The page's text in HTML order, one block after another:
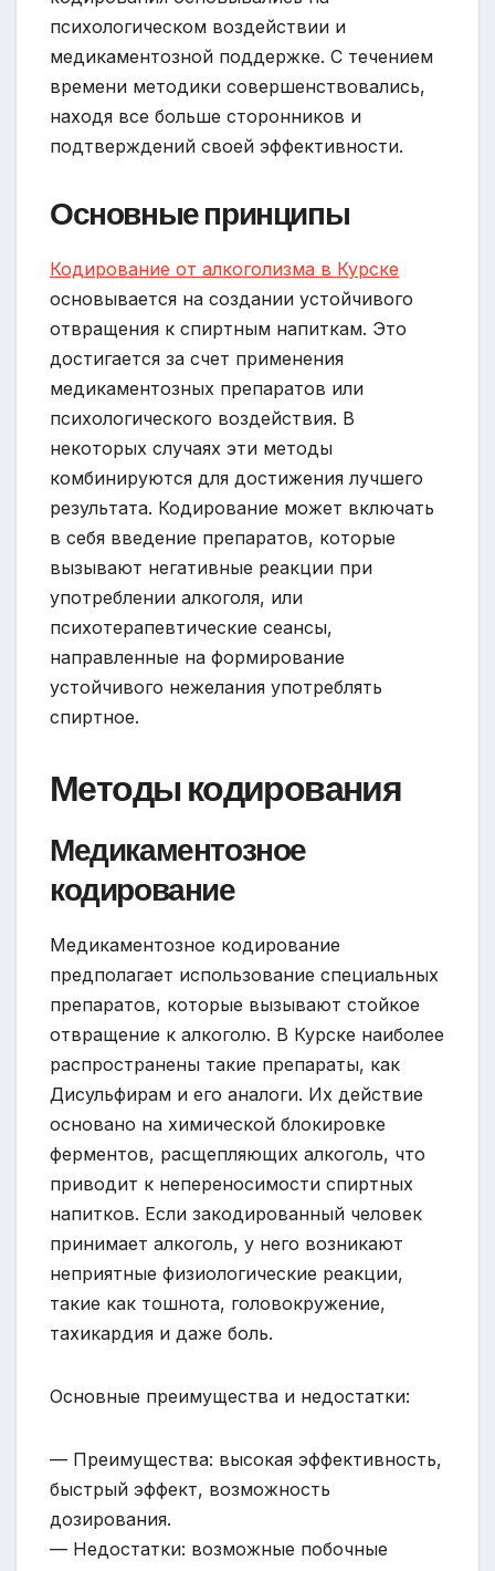
психологическом воздействии и
медикаментозной поддержке. С течением
времени методики совершенствовались,
находя все больше сторонников и
подтверждений своей эффективности.
Основные принципы
Кодирование от алкоголизма в Курске
основывается на создании устойчивого
отвращения к спиртным напиткам. Это
достигается за счет применения
медикаментозных препаратов или
психологического воздействия. В
некоторых случаях эти методы
комбинируются для достижения лучшего
результата. Кодирование может включать
в себя введение препаратов, которые
вызывают негативные реакции при
употреблении алкоголя, или
психотерапевтические сеансы,
направленные на формирование
устойчивого нежелания употреблять
спиртное.
Методы кодирования
Медикаментозное
кодирование
Медикаментозное кодирование
предполагает использование специальных
препаратов, которые вызывают стойкое
отвращение к алкоголю. В Курске наиболее
распространены такие препараты, как
Дисульфирам и его аналоги. Их действие
основано на химической блокировке
ферментов, расщепляющих алкоголь, что
приводит к непереносимости спиртных
напитков. Если закодированный человек
принимает алкоголь, у него возникают
неприятные физиологические реакции,
такие как тошнота, головокружение,
тахикардия и даже боль.
Основные преимущества и недостатки:
— Преимущества: высокая эффективность,
быстрый эффект, возможность
дозирования.
— Недостатки: возможные побочные